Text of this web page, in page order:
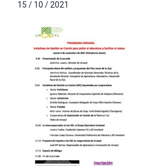
15 / 10 / 2021